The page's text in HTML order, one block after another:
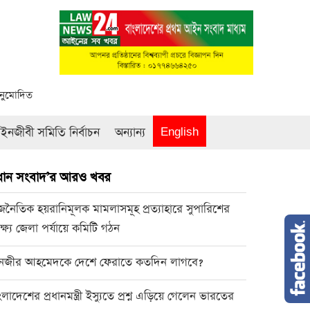
সমিতি নির্বাচন অন্যান্য English
সংবাদ’র আরও খবর
হয়রানিমূলক মামলাসমূহ প্রত্যাহারে সুপারিশের
জেলা পর্যায়ে কমিটি গঠন
আহমেদকে দেশে ফেরাতে কতদিন লাগবে?
প্রধানমন্ত্রী ইস্যুতে প্রশ্ন এড়িয়ে গেলেন ভারতের